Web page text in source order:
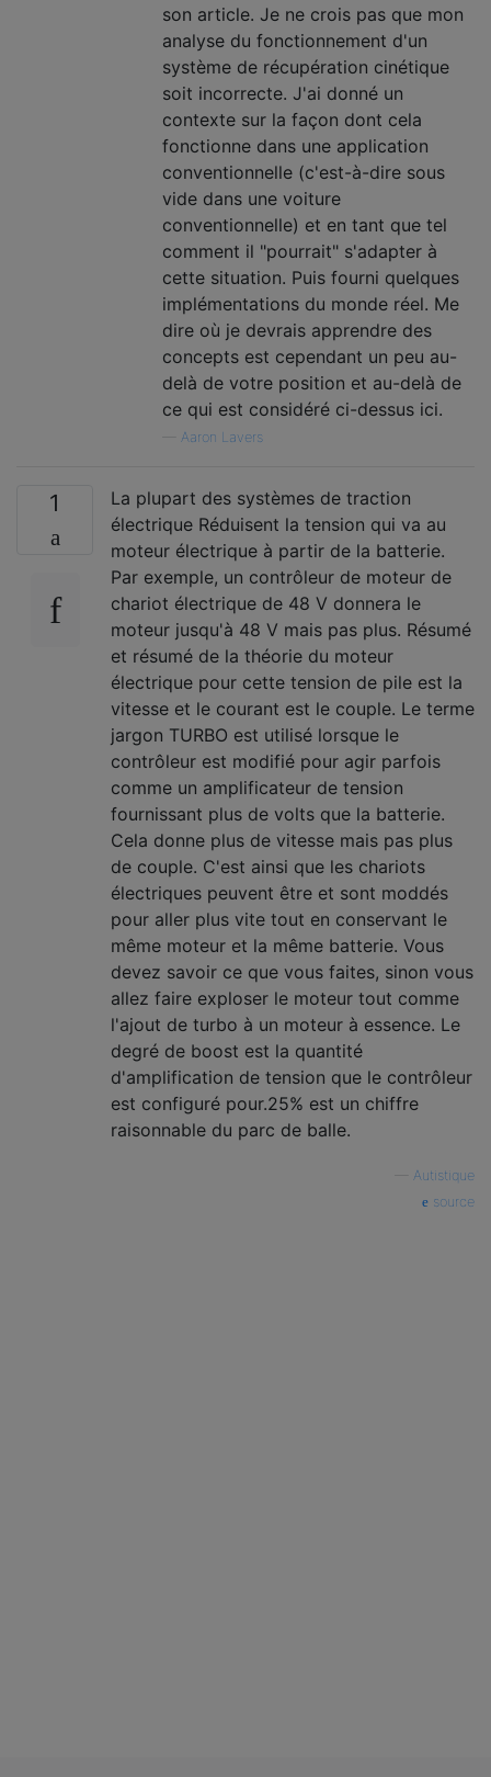
son article. Je ne crois pas que mon
analyse du fonctionnement d'un
système de récupération cinétique
soit incorrecte. J'ai donné un
contexte sur la façon dont cela
fonctionne dans une application
conventionnelle (c'est-à-dire sous
vide dans une voiture
conventionnelle) et en tant que tel
comment il "pourrait" s'adapter à
cette situation. Puis fourni quelques
implémentations du monde réel. Me
dire où je devrais apprendre des
concepts est cependant un peu au-
delà de votre position et au-delà de
ce qui est considéré ci-dessus ici.
Aaron Lavers
1
La plupart des systèmes de traction
électrique Réduisent la tension qui va au
moteur électrique à partir de la batterie.
Par exemple, un contrôleur de moteur de
chariot électrique de 48 V donnera le
moteur jusqu'à 48 V mais pas plus. Résumé
et résumé de la théorie du moteur
électrique pour cette tension de pile est la
vitesse et le courant est le couple. Le terme
jargon TURBO est utilisé lorsque le
contrôleur est modifié pour agir parfois
comme un amplificateur de tension
fournissant plus de volts que la batterie.
Cela donne plus de vitesse mais pas plus
de couple. C'est ainsi que les chariots
électriques peuvent être et sont moddés
pour aller plus vite tout en conservant le
même moteur et la même batterie. Vous
devez savoir ce que vous faites, sinon vous
allez faire exploser le moteur tout comme
l'ajout de turbo à un moteur à essence. Le
degré de boost est la quantité
d'amplification de tension que le contrôleur
est configuré pour.25% est un chiffre
raisonnable du parc de balle.
Autistique
source